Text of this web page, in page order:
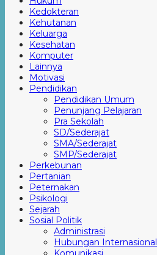
Kedokteran
Kehutanan
Keluarga
Kesehatan
Komputer
Lainnya
Motivasi
Pendidikan
Pendidikan Umum
Penunjang Pelajaran
Pra Sekolah
SD/Sederajat
SMA/Sederajat
SMP/Sederajat
Perkebunan
Pertanian
Peternakan
Psikologi
Sejarah
Sosial Politik
Administrasi
Hubungan Internasional